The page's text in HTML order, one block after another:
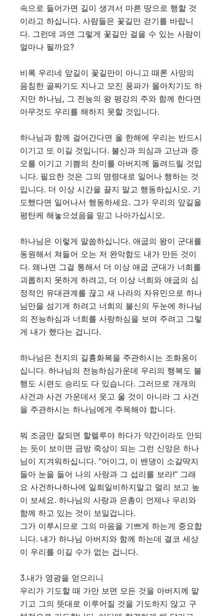
속으로 들어가면 길이 생겨서 마른 땅으로 행할 것
이라고 하십니다. 사람들은 꽃길만 걷기를 바랍니
다. 그런데 과연 그렇게 꽃길만 걸을 수 있는 사람이
얼마나 될까요?
비록 우리네 앞길이 꽃길만이 아니고 때론 사망의
음침한 골짜기도 지나고 모진 풍파가 몰아치기도 하
지만 하나님, 그 전능의 왕 평강의 주와 함께 한다면
아무것도 우리를 해하지 못할 것입니다.
하나님과 함께 걸어간다면 올 한해에 우리는 반드시
이기고 또 이길 것입니다. 불신과 의심과 고난과 증
오를 이기고 기쁨의 찬미를 아버지께 돌려드릴 것입
니다. 필요한 것은 그의 명령대로 일어나 행하는 것
입니다. 더 이상 시간을 끌지 말고 행동하십시오. 기
도했다면 일어나서 행동하세요. 그가 우리의 앞길을
평탄케 해놓으셨음을 믿고 나아가십시오.
하나님은 이렇게 말씀하십니다. 애굽의 왕이 군대를
동원해서 쳐들어 오는 저 완악함도 내가 만든 것이
다. 왜나면 그걸 통해서 더 이상 애굽 군대가 너희를
괴롭히지 못하게 하려고, 더 이상 너희와 애굽의 심
정적인 유대관계를 끊고 새 나라의 자유민으로 하나
님만을 섬기게 하려고 너희의 불신의 두눈에 하나님
의 전능하심과 너희를 사랑하심을 보여 주려고 그렇
게 내가 했다는 겁니다.
하나님은 천지의 길흉화복을 주관하시는 조화옹이
십니다. 하나님의 전능하심가운데 우리의 행복도 불
행도 시련도 승리도 다 있습니다. 그러므로 개개의
사건과 사건 가운데서 웃고 울 것이 아니라 그 사건
을 주관하시는 하나님에게 주목해야 합니다.
뭐 조금만 잘되면 할렐루야 하다가 약간이라도 안되
는 듯이 보이면 금방 죽상이 되는 그런 신앙은 하나
님이 지겨워하십니다. “어이그, 이 밴댕이 소갈딱지
들아 눈을 들어 나의 사랑과 그 섭리를 보라!” 그래
요 사건하나하나에 일희일비하지말고 멀리 보고 높
이 보세요. 하나님의 사랑과 은총이 언제나 우리와
함께 하고 있는 것이 보일겁니다.
그가 이루시므로 그의 마음을 기쁘게 하는게 중요합
니다. 내가 하나님 아버지와 함께 하는데 결코 세상
이 우리를 이길 수가 없는 겁니다.
3.내가 영광을 얻으리니
우리가 기도할 때 가만 보면 모든 것을 아버지께 맡
기고 그의 뜻대로 이루어질 것을 기도하지 않고 구